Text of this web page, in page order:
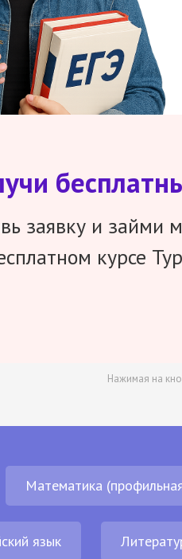
заявку и займи
курсе
Нажимая на
Математика
язык